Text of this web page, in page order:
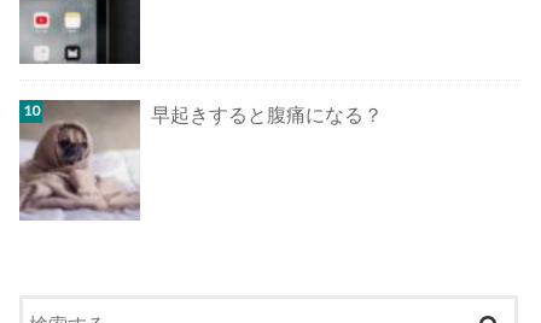
早起きすると腹痛になる？